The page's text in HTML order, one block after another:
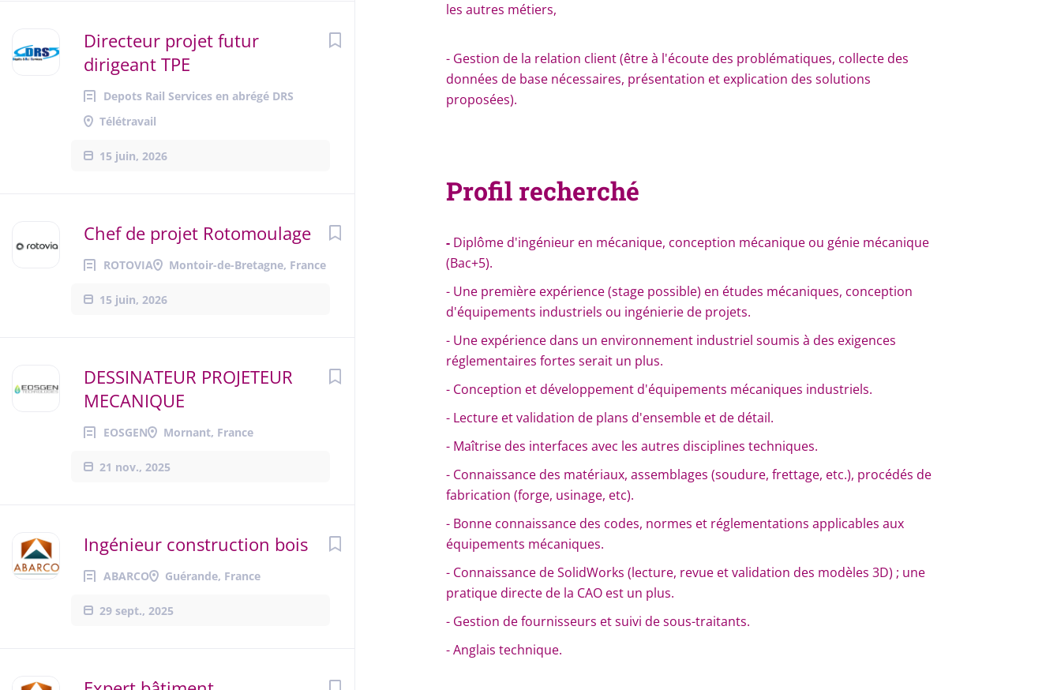
Directeur projet futur
dirigeant TPE
Depots Rail Services en abrégé DRS
Télétravail
15 juin, 2026
Chef de projet Rotomoulage
ROTOVIA Montoir-de-Bretagne, France
15 juin, 2026
DESSINATEUR PROJETEUR
MECANIQUE
EOSGEN Mornant, France
21 nov., 2025
Ingénieur construction bois
ABARCO Guérande, France
29 sept., 2025
les autres métiers,
- Gestion de la relation client (être à l'écoute des problématiques, collecte des
données de base nécessaires, présentation et explication des solutions
proposées).
Profil recherché
- Diplôme d'ingénieur en mécanique, conception mécanique ou génie mécanique
(Bac+5).
- Une première expérience (stage possible) en études mécaniques, conception
d'équipements industriels ou ingénierie de projets.
- Une expérience dans un environnement industriel soumis à des exigences
réglementaires fortes serait un plus.
- Conception et développement d'équipements mécaniques industriels.
- Lecture et validation de plans d'ensemble et de détail.
- Maîtrise des interfaces avec les autres disciplines techniques.
- Connaissance des matériaux, assemblages (soudure, frettage, etc.), procédés de
fabrication (forge, usinage, etc).
- Bonne connaissance des codes, normes et réglementations applicables aux
équipements mécaniques.
- Connaissance de SolidWorks (lecture, revue et validation des modèles 3D) ; une
pratique directe de la CAO est un plus.
- Gestion de fournisseurs et suivi de sous-traitants.
- Anglais technique.